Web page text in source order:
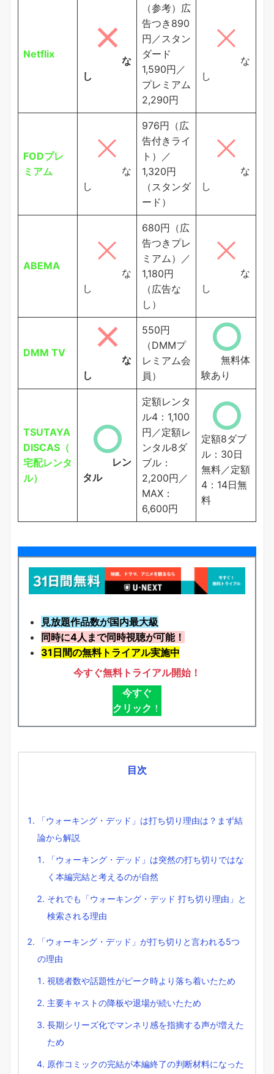
Netflix
な
し
（参考）広
告つき890
円／スタン
ダード
1,590円／
プレミアム
2,290円
な
し
FODプレ
ミアム
な
し
976円（広
告付きライ
ト）／
1,320円
（スタンダ
ード）
な
し
ABEMA
な
し
680円（広
告つきプレ
ミアム）／
1,180円
（広告な
し）
な
し
DMM TV
な
し
550円
（DMMプ
レミアム会
員）
無料体
験あり
TSUTAYA
DISCAS（
宅配レンタ
ル）
レン
タル
定額レンタ
ル4：1,100
円／定額レ
ンタル8ダ
ブル：
2,200円／
MAX：
6,600円
定額8ダブ
ル：30日
無料／定額
4：14日無
料
見放題作品数が国内最大級
同時に4人まで同時視聴が可能！
31日間の無料トライアル実施中
今すぐ無料トライアル開始！
今すぐ
クリック ！
目次
「ウォーキング・デッド」は打ち切り理由は？まず結
論から解説
「ウォーキング・デッド」は突然の打ち切りではな
く本編完結と考えるのが自然
それでも「ウォーキング・デッド 打ち切り理由」と
検索される理由
「ウォーキング・デッド」が打ち切りと言われる5つ
の理由
視聴者数や話題性がピーク時より落ち着いたため
主要キャストの降板や退場が続いたため
長期シリーズ化でマンネリ感を指摘する声が増えた
ため
原作コミックの完結が本編終了の判断材料になった